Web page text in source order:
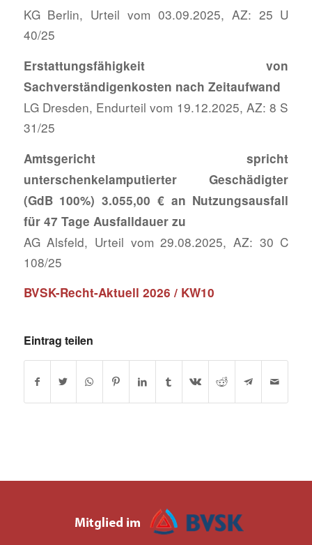
KG Berlin, Urteil vom 03.09.2025, AZ: 25 U
40/25
Erstattungsfähigkeit von
Sachverständigenkosten nach Zeitaufwand
LG Dresden, Endurteil vom 19.12.2025, AZ: 8 S
31/25
Amtsgericht spricht
unterschenkelamputierter Geschädigter
(GdB 100%) 3.055,00 € an Nutzungsausfall
für 47 Tage Ausfalldauer zu
AG Alsfeld, Urteil vom 29.08.2025, AZ: 30 C
108/25
BVSK-Recht-Aktuell 2026 / KW10
Eintrag teilen